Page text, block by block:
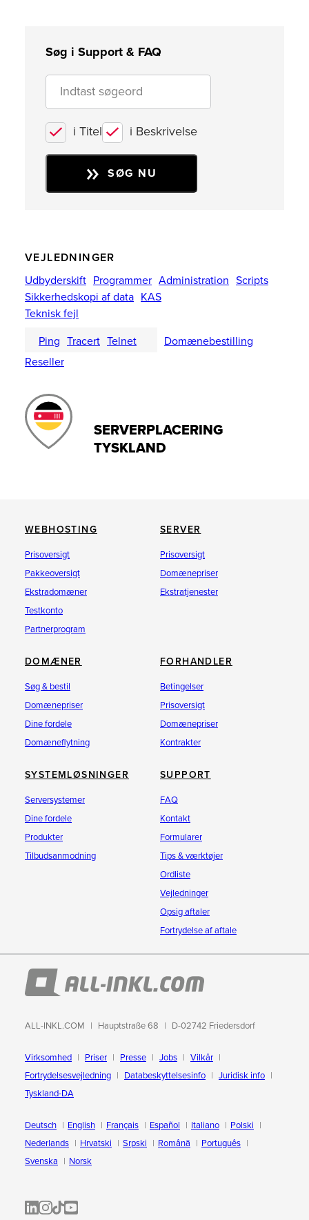
Søg i Support & FAQ
i Titel i Beskrivelse
SØG NU
VEJLEDNINGER
Udbyderskift Programmer Administration Scripts
Sikkerhedskopi af data KAS
Teknisk fejl
Ping Tracert Telnet
Domænebestilling
Reseller
SERVERPLACERING
TYSKLAND
WEBHOSTING
Prisoversigt
Pakkeoversigt
Ekstradomæner
Testkonto
Partnerprogram
SERVER
Prisoversigt
Domænepriser
Ekstratjenester
DOMÆNER
Søg & bestil
Domænepriser
Dine fordele
Domæneflytning
FORHANDLER
Betingelser
Prisoversigt
Domænepriser
Kontrakter
SYSTEMLØSNINGER
Serversystemer
Dine fordele
Produkter
Tilbudsanmodning
SUPPORT
FAQ
Kontakt
Formularer
Tips & værktøjer
Ordliste
Vejledninger
Opsig aftaler
Fortrydelse af aftale
ALL-INKL.COM Hauptstraße 68 D-02742 Friedersdorf
Virksomhed Priser Presse Jobs
Vilkår
Fortrydelsesvejledning
Databeskyttelsesinfo
Juridisk info
Tyskland-DA
Deutsch English Français Español Italiano
Polski
Nederlands
Hrvatski Srpski Română
Português
Svenska
Norsk
ALL-INKL.COM | LinkedIn
ALL-INKL.COM • Instagram photos and videos
ALL-INKL.COM | TikTok
ALLINKL.COM - YouTube